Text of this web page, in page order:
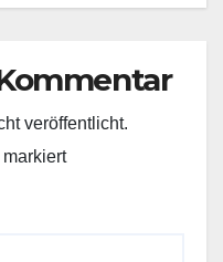
veröffentlicht.
markiert